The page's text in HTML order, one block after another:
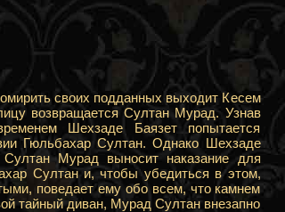
своих подданных выходит Кесем
возвращается Султан Мурад. Узнав
Шехзаде Баязет попытается
Гюльбахар Султан. Однако Шехзаде
Мурад выносит наказание для
Султан и, чтобы убедиться в этом,
поведает ему обо всем, что камнем
тайный диван, Мурад Султан внезапно